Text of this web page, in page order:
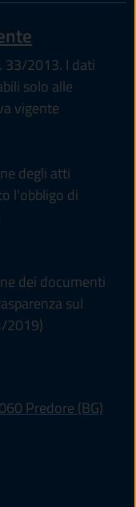
33/2013. I dati
solo alle
vigente
degli atti
l'obbligo di
dei documenti
sul
2019)
Predore (BG)